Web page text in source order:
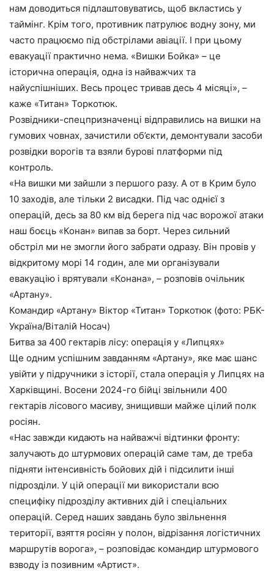
нам доводиться підлаштовуватись, щоб вкластись у
таймінг. Крім того, противник патрулює водну зону, ми
часто працюємо під обстрілами авіації. І при цьому
евакуації практично нема. «Вишки Бойка» – це
історична операція, одна із найважчих та
найуспішніших. Весь процес тривав десь 4 місяці», –
каже «Титан» Торкотюк.
Розвідники-спецпризначенці відправились на вишки на
гумових човнах, зачистили об’єкти, демонтували засоби
розвідки ворогів та взяли бурові платформи під
контроль.
«На вишки ми зайшли з першого разу. А от в Крим було
10 заходів, але тільки 2 висадки. Під час однієї з
операцій, десь за 80 км від берега під час ворожої атаки
наш боєць «Конан» випав за борт. Через сильний
обстріл ми не змогли його забрати одразу. Він провів у
відкритому морі 14 годин, але ми організували
евакуацію і врятували «Конана», – розповів очільник
«Артану».
Командир «Артану» Віктор «Титан» Торкотюк (фото: РБК-
Україна/Віталій Носач)
Битва за 400 гектарів лісу: операція у «Липцях»
Ще одним успішним завданням «Артану», яке має шанс
увійти у підручники з історії, стала операція у Липцях на
Харківщині. Восени 2024-го бійці звільнили 400
гектарів лісового масиву, знищивши майже цілий полк
росіян.
«Нас завжди кидають на найважчі відтинки фронту:
залучають до штурмових операцій саме там, де треба
підняти інтенсивність бойових дій і підсилити інші
підрозділи. У цій операції ми використали всю
специфіку підрозділу активних дій і спеціальних
операцій. Серед наших завдань було звільнення
території, взяття росіян у полон, відрізання логістичних
маршрутів ворога», – розповідає командир штурмового
взводу із позивним «Артист».